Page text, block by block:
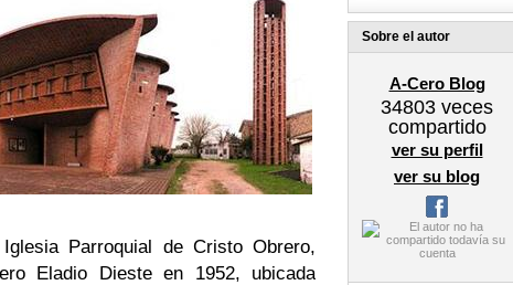
Parroquial de Cristo Obrero,
Eladio Dieste en 1952, ubicada
Sobre el autor
A-Cero Blog
34803 veces
compartido
ver su perfil
ver su blog